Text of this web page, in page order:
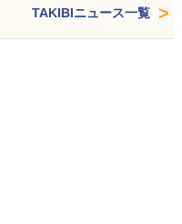
TAKIBIニュース一覧